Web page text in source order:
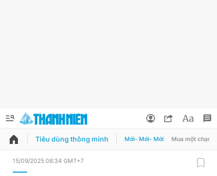
QUẢNG CÁO ĐẶT BÁO
Tiêu dùng thông minh Mới- Mới- Mới Mua một chạm
15/09/2025 08:34 GMT+7